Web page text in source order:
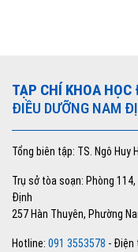
TẠP CHÍ KHOA HỌC
ĐIỀU DƯỠNG NAM
Tổng biên tập: TS. Ngô Huy
Trụ sở tòa soạn: Phòng
Định
257 Hàn Thuyên, Phường
Hotline: 091 3553578 - Điện